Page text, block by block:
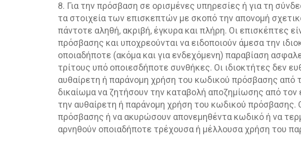
8. Για την πρόσβαση σε ορισμένες υπηρεσίες ή για τη
τα στοιχεία των επισκεπτών με σκοπό την απονομή
πάντοτε αληθή, ακριβή, έγκυρα και πλήρη. Οι επισκέπτες
πρόσβασης και υποχρεούνται να ειδοποιούν άμεσα την
οποιαδήποτε (ακόμα και για ενδεχόμενη) παραβίαση
τρίτους υπό οποιεσδήποτε συνθήκες. Οι ιδιοκτήτες δεν
αυθαίρετη ή παράνομη χρήση του κωδικού πρόσβασης από
δικαίωμα να ζητήσουν την καταβολή αποζημίωσης από
την αυθαίρετη ή παράνομη χρήση του κωδικού πρόσβασης.
πρόσβασης ή να ακυρώσουν απονεμηθέντα κωδικό ή να
αρνηθούν οποιαδήποτε τρέχουσα ή μέλλουσα χρήση του